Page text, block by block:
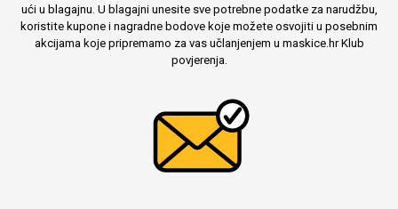
ući u blagajnu. U blagajni unesite sve potrebne podatke za narudžbu,
koristite kupone i nagradne bodove koje možete osvojiti u posebnim
akcijama koje pripremamo za vas učlanjenjem u maskice.hr Klub
povjerenja.